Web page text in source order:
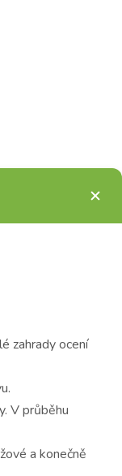
zahrady ocení
V průběhu
a konečně